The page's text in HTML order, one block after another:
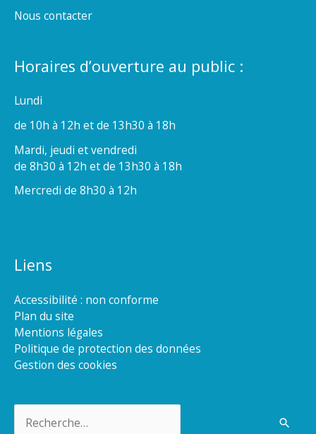
Nous contacter
Horaires d’ouverture au public :
Lundi
de 10h à 12h et de 13h30 à 18h
Mardi, jeudi et vendredi
de 8h30 à 12h et de 13h30 à 18h
Mercredi de 8h30 à 12h
Liens
Accessibilité : non conforme
Plan du site
Mentions légales
Politique de protection des données
Gestion des cookies